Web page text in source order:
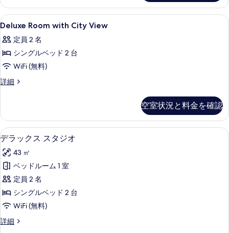
て
の
写
真
を
表
示
る
View
の
詳
Deluxe
Room
with
City
View
の
て
の
写
真
を
表
示
す
る
セーフティボックス (室内)、ノート
3
Deluxe Room with City View
定員 2 名
シングルベッド 2 台
WiFi (無料)
詳細
Deluxe
View
の
詳
空室状況と料金を確認
デ
ラ
ッ
ク
ス
ス
ジ
セーフティボックス (室内)、ノート
7
デラックス スタジオ
43 ㎡
ベッドルーム 1 室
定員 2 名
シングルベッド 2 台
WiFi (無料)
詳細
デ